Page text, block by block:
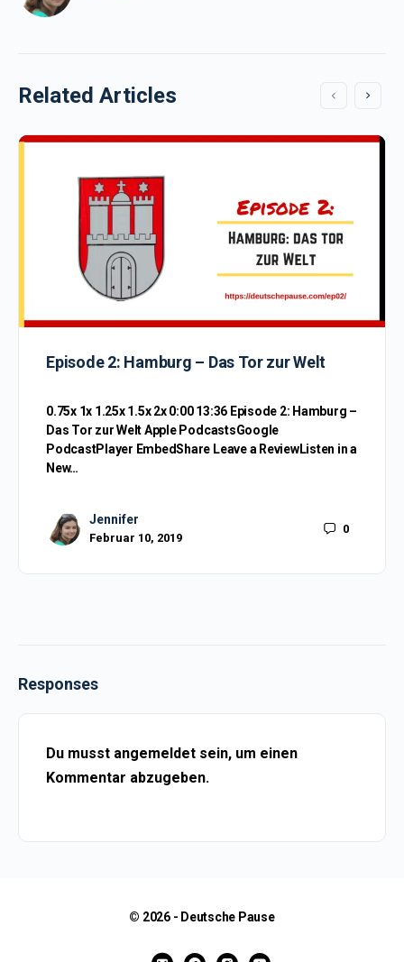
Related Articles
Episode 2: Hamburg – Das Tor zur Welt
0.75x 1x 1.25x 1.5x 2x 0:00 13:36 Episode 2: Hamburg –
Das Tor zur Welt Apple PodcastsGoogle
PodcastPlayer EmbedShare Leave a ReviewListen in a
New…
Jennifer
Februar 10, 2019
0
Responses
Du musst angemeldet sein, um einen
Kommentar abzugeben.
© 2026 - Deutsche Pause